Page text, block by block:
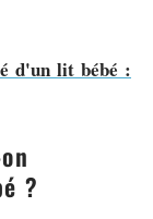
d'un lit bébé :
?